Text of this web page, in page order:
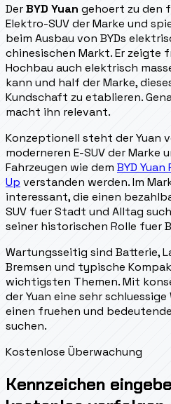
DerBYD Yuan gehoert zu den
Elektro-SUV der Marke und
beim Ausbau von BYDs
chinesischen Markt. Er zeigte
Hochbau auch elektrisch
kann und half der Marke,
Kundschaft zu etablieren.
macht ihn relevant.
Konzeptionell steht der Yuan
moderneren E-SUV der Marke
Fahrzeugen wie dem BYD Yuan
Up verstanden werden. Im
interessant, die einen
SUV fuer Stadt und Alltag
seiner historischen Rolle fuer
Wartungsseitig sind Batterie,
Bremsen und typische
wichtigsten Themen. Mit
der Yuan eine sehr schluessige
einen fruehen und
suchen.
Kostenlose Überwachung
Kennzeichen